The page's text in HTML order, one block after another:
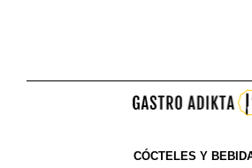
CÓCTELES Y